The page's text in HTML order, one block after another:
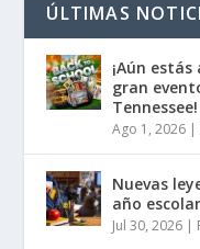
ÚLTIMAS
¡Aún
gran
Tennessee!
Ago 1, 2026 |
Nuevas
año
Jul 30, 2026 |